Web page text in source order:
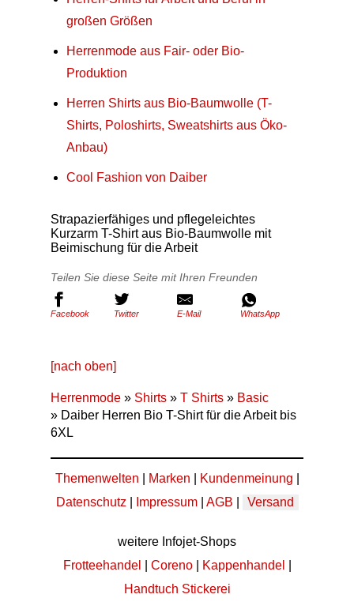
großen Größen
Herrenmode aus Fair- oder Bio-
Produktion
Herren Shirts aus Bio-Baumwolle (T-
Shirts, Poloshirts, Sweatshirts aus Öko-
Anbau)
Cool Fashion von Daiber
Strapazierfähiges und pflegeleichtes
Kurzarm T-Shirt aus Bio-Baumwolle mit
Beimischung für die Arbeit
Teilen Sie diese Seite mit Ihren Freunden
Facebook Twitter E-Mail WhatsApp
[nach oben]
Herrenmode » Shirts » T Shirts » Basic
» Daiber Herren Bio T-Shirt für die Arbeit bis
6XL
Themenwelten Marken Kundenmeinung
Datenschutz
Impressum| AGB Versand
weitere Infojet-Shops
Frotteehandel
Coreno| Kappenhandel
Handtuch Stickerei